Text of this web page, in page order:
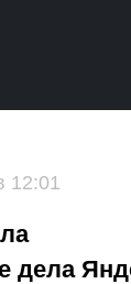
12:01
дела